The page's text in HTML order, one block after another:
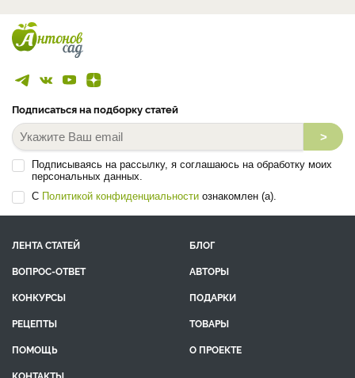
Подписаться на подборку статей
>
Подписываясь на рассылку, я соглашаюсь на обработку моих
персональных данных.
С Политикой конфиденциальности ознакомлен (а).
ЛЕНТА СТАТЕЙ
БЛОГ
ВОПРОС-ОТВЕТ
АВТОРЫ
КОНКУРСЫ
ПОДАРКИ
РЕЦЕПТЫ
ТОВАРЫ
ПОМОЩЬ
О ПРОЕКТЕ
КОНТАКТЫ